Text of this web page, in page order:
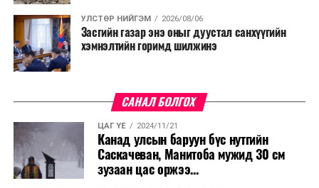
УЛСТӨР НИЙГЭМ 2026/08/06
Засгийн газар энэ оныг дуустал санхүүгийн
хэмнэлтийн горимд шилжинэ
САНАЛ БОЛГОХ
ЦАГ ҮЕ 2024/11/21
Канад улсын баруун бүс нутгийн
Саскачеван, Манитоба мужид 30 см
зузаан цас оржээ...